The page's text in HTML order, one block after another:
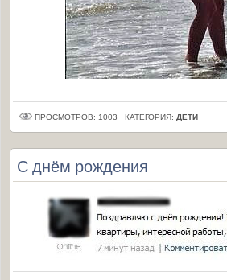
ПРОСМОТРОВ: 1003 КАТЕГОРИЯ: ДЕТИ
С днём рождения